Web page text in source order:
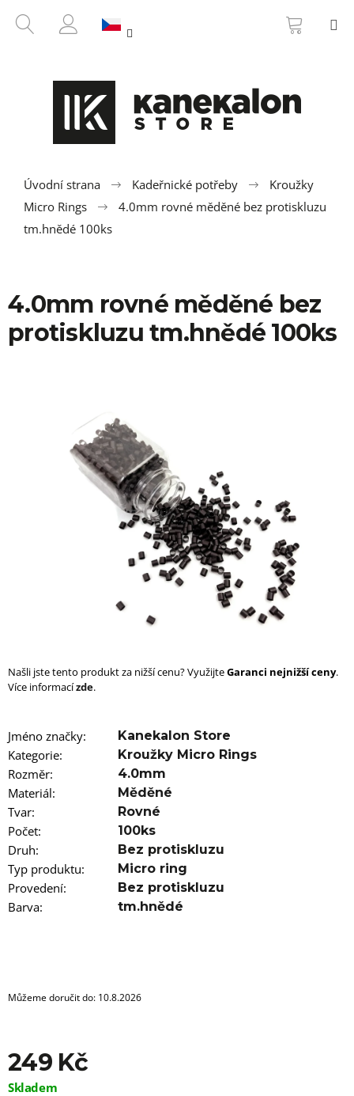
HLEDAT
PŘIHLÁŠENÍ
KOŠÍK
Úvodní strana Kadeřnické potřeby
Kroužky
Micro Rings
4.0mm rovné měděné bez protiskluzu
tm.hnědé 100ks
4.0mm rovné měděné bez
protiskluzu tm.hnědé 100ks
Našli jste tento produkt za nižší cenu? VyužijteGaranci nejnižší ceny.
Více informacízde.
Jméno značky: Kanekalon Store
Kategorie: Kroužky Micro Rings
Rozměr: 4.0mm
Materiál: Měděné
Tvar: Rovné
Počet: 100ks
Druh: Bez protiskluzu
Typ produktu: Micro ring
Provedení: Bez protiskluzu
Barva: tm.hnědé
Můžeme doručit do: 10.8.2026
249 Kč
Měrná
Skladem
ZPĚT
ZPĚT
e
b
e
t
e
HLEDAT
u
č
e
m
e
JUMBO
BRAID
KANEKALON
22
SUPERBRAID
99
Kč